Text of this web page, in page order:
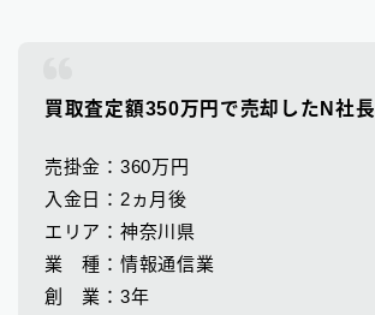
買取査定額350万円で売却したN社長
売掛金：360万円
入金日：2ヵ月後
エリア：神奈川県
業 種：情報通信業
創 業：3年